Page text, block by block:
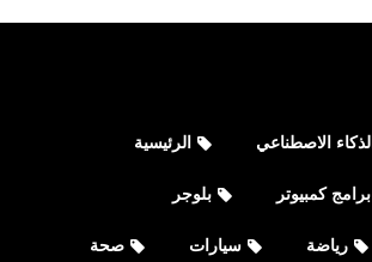
تنزيل لعبة ببجي لايت PUBG MOBILEالذكاء الاصطناعي الرئيسية
برامج كمبيوتر بلوجر
رياضة سيارات صحة